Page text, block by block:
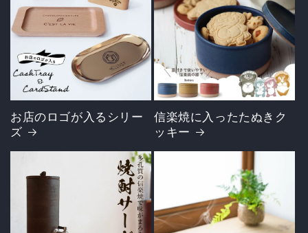
お店のロゴが入るシリー
ズ
信楽焼に入ったたぬきク
ッキー